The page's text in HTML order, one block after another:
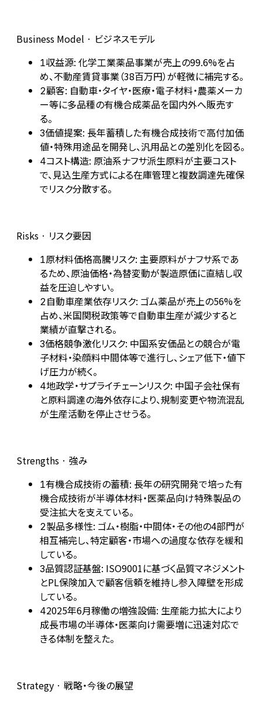
Business Model · ビジネスモデル
1収益源: 化学工業薬品事業が売上の99.6%を占
め、不動産賃貸事業（38百万円）が軽微に補完する。
2顧客: 自動車・タイヤ・医療・電子材料・農薬メーカ
ー等に多品種の有機合成薬品を国内外へ販売す
る。
3価値提案: 長年蓄積した有機合成技術で高付加価
値・特殊用途品を開発し、汎用品との差別化を図る。
4コスト構造: 原油系ナフサ派生原料が主要コスト
で、見込生産方式による在庫管理と複数調達先確保
でリスク分散する。
Risks · リスク要因
1原材料価格高騰リスク: 主要原料がナフサ系であ
るため、原油価格・為替変動が製造原価に直結し収
益を圧迫しやすい。
2自動車産業依存リスク: ゴム薬品が売上の56%を
占め、米国関税政策等で自動車生産が減少すると
業績が直撃される。
3価格競争激化リスク: 中国系安価品との競合が電
子材料・染顔料中間体等で進行し、シェア低下・値下
げ圧力が続く。
4地政学・サプライチェーンリスク: 中国子会社保有
と原料調達の海外依存により、規制変更や物流混乱
が生産活動を停止させうる。
Strengths · 強み
1有機合成技術の蓄積: 長年の研究開発で培った有
機合成技術が半導体材料・医薬品向け特殊製品の
受注拡大を支えている。
2製品多様性: ゴム・樹脂・中間体・その他の4部門が
相互補完し、特定顧客・市場への過度な依存を緩和
している。
3品質認証基盤: ISO9001に基づく品質マネジメント
とPL保険加入で顧客信頼を維持し参入障壁を形成
している。
42025年6月稼働の増強設備: 生産能力拡大により
成長市場の半導体・医薬向け需要増に迅速対応で
きる体制を整えた。
Strategy · 戦略・今後の展望